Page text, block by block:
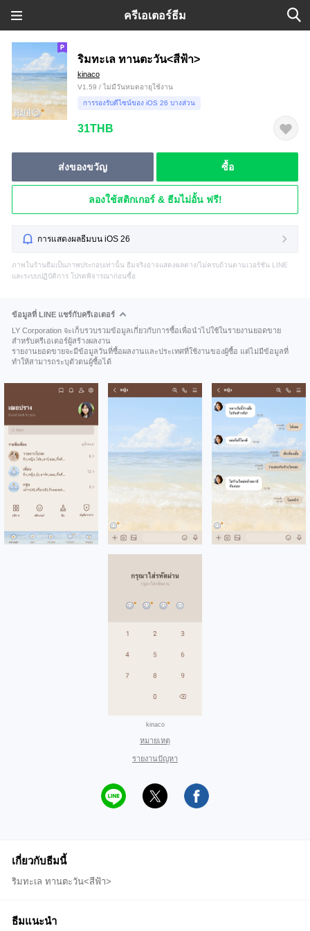
ครีเอเตอร์ธีม
ริมทะเล ทานตะวัน<สีฟ้า>
kinaco
V1.59 / ไม่มีวันหมดอายุใช้งาน
การรองรับดีไซน์ของ iOS 26 บางส่วน
31THB
ส่งของขวัญ ซื้อ
ลองใช้สติกเกอร์ & ธีมไม่อั้น ฟรี!
การแสดงผลธีมบน iOS 26
ภาพในร้านธีมเป็นภาพประกอบเท่านั้น ธีมจริงอาจแสดงผลต่าง/ไม่ครบถ้วนตามเวอร์ชัน LINE
และระบบปฏิบัติการ โปรดพิจารณาก่อนซื้อ
ข้อมูลที่ LINE แชร์กับครีเอเตอร์
LY Corporation จะเก็บรวบรวมข้อมูลเกี่ยวกับการซื้อเพื่อนำไปใช้ในรายงานยอดขาย
สำหรับครีเอเตอร์ผู้สร้างผลงาน
รายงานยอดขายจะมีข้อมูลวันที่ซื้อผลงานและประเทศที่ใช้งานของผู้ซื้อ แต่ไม่มีข้อมูลที่
ทำให้สามารถระบุตัวตนผู้ซื้อได้
kinaco
หมายเหตุ
รายงานปัญหา
เกี่ยวกับธีมนี้
ริมทะเล ทานตะวัน<สีฟ้า>
ธีมแนะนำ